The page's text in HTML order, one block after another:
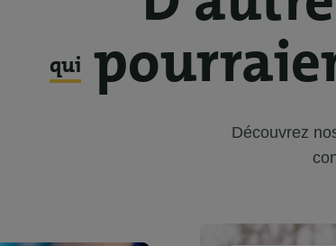
qui
Découvrez